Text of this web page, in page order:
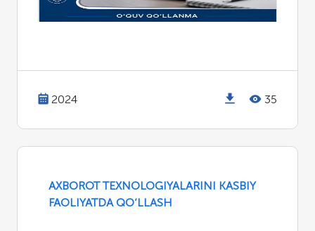
2024 35
AXBOROT TEXNOLOGIYALARINI KASBIY
FAOLIYATDA QO‘LLASH